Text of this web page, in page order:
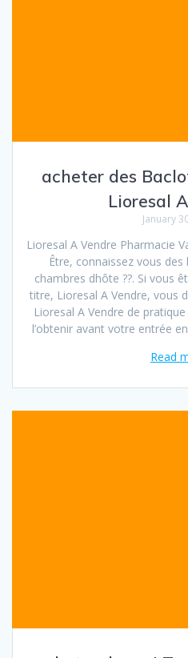
acheter des
Lioresal
January
Lioresal A Vendre Pharmacie
Être, connaissez vous
chambres dhôte ??. Si vous
titre, Lioresal A Vendre, vous
Lioresal A Vendre de
l’obtenir avant votre entrée
Read